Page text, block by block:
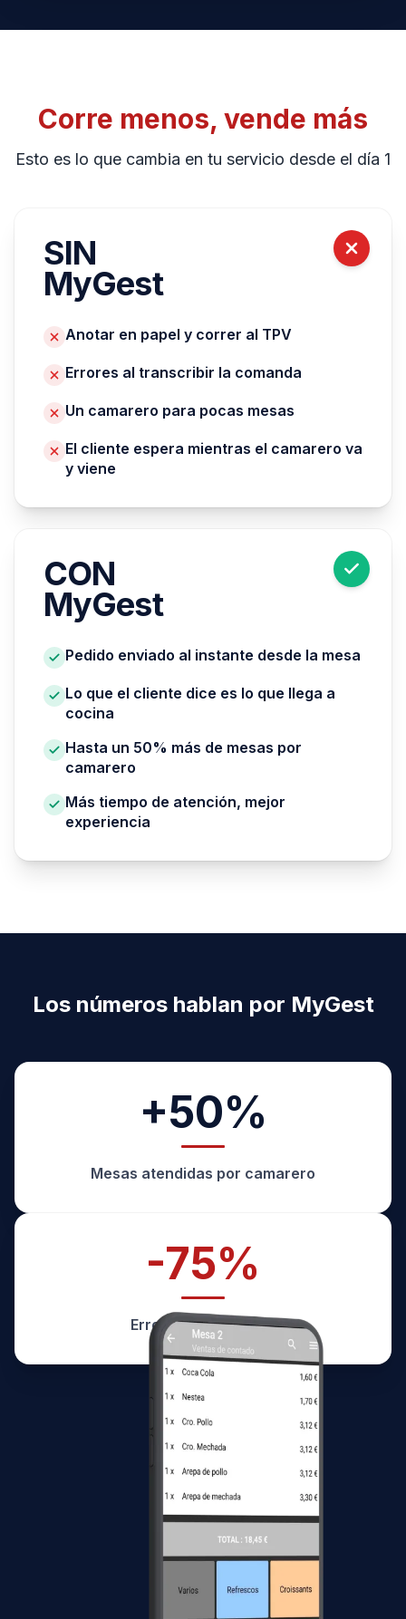
Corre menos, vende más
Esto es lo que cambia en tu servicio desde el día 1
SIN
MyGest
Anotar en papel y correr al TPV
Errores al transcribir la comanda
Un camarero para pocas mesas
El cliente espera mientras el camarero va
y viene
CON
MyGest
Pedido enviado al instante desde la mesa
Lo que el cliente dice es lo que llega a
cocina
Hasta un 50% más de mesas por
camarero
Más tiempo de atención, mejor
experiencia
Los números hablan por MyGest
+50%
Mesas atendidas por camarero
-75%
Errores encomanda